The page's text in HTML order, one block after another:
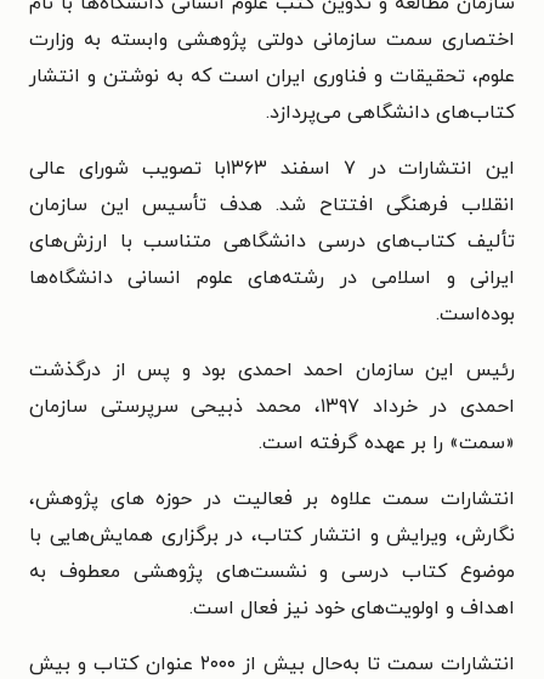
اختصاری سمت سازمانی دولتی پژوهشی وابسته به وزارت
علوم، تحقیقات و فناوری ایران است که به نوشتن و انتشار
کتاب‌های دانشگاهی می‌پردازد.
این انتشارات در ۷ اسفند ۱۳۶۳با تصویب شورای عالی
انقلاب فرهنگی افتتاح شد. هدف تأسیس این سازمان
تألیف کتاب‌های درسی دانشگاهی متناسب با ارزش‌های
ایرانی و اسلامی در رشته‌های علوم انسانی دانشگاه‌ها
بوده‌است.
رئیس این سازمان احمد احمدی بود و پس از درگذشت
احمدی در خرداد ۱۳۹۷، محمد ذبیحی سرپرستی سازمان
«سمت» را بر عهده گرفته است.
انتشارات سمت علاوه بر فعالیت در حوزه های پژوهش،
نگارش، ویرایش و انتشار کتاب، در برگزاری همایش‌هایی با
موضوع کتاب درسی و نشست‌های پژوهشی معطوف به
اهداف و اولویت‌های خود نیز فعال است.
انتشارات سمت تا به‌حال بیش از ۲۰۰۰ عنوان کتاب و بیش